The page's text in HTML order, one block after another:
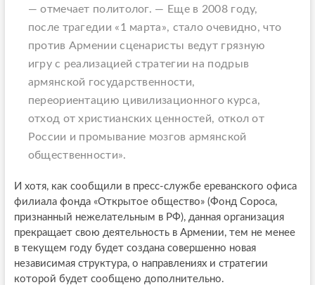
— отмечает политолог. — Еще в 2008 году,
после трагедии «1 марта», стало очевидно, что
против Армении сценаристы ведут грязную
игру с реализацией стратегии на подрыв
армянской государственности,
переориентацию цивилизационного курса,
отход от христианских ценностей, откол от
России и промывание мозгов армянской
общественности».
И хотя, как сообщили в пресс-службе ереванского офиса
филиала фонда «Открытое общество» (Фонд Сороса,
признанный нежелательным в РФ), данная организация
прекращает свою деятельность в Армении, тем не менее
в текущем году будет создана совершенно новая
независимая структура, о направлениях и стратегии
которой будет сообщено дополнительно.